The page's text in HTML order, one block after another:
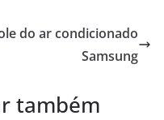
do ar condicionado
Samsung
também